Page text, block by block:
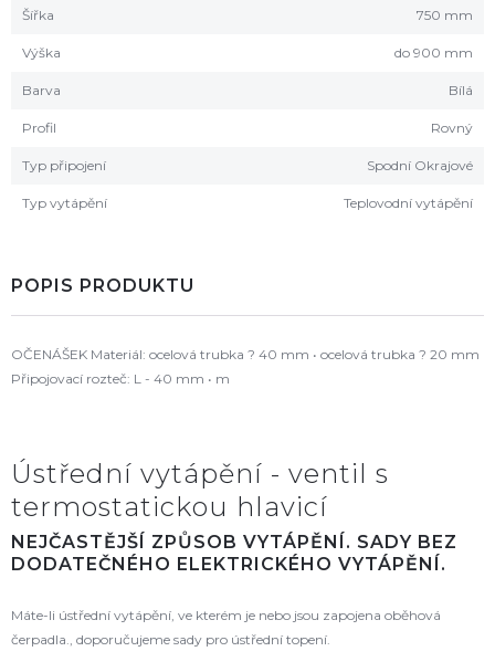
Šířka 750 mm
Výška do 900 mm
Barva Bílá
Profil Rovný
Typ připojení Spodní Okrajové
Typ vytápění Teplovodní vytápění
POPIS PRODUKTU
OČENÁŠEK Materiál: ocelová trubka ? 40 mm • ocelová trubka ? 20 mm
Připojovací rozteč: L - 40 mm • m
Ústřední vytápění - ventil s
termostatickou hlavicí
NEJČASTĚJŠÍ ZPŮSOB VYTÁPĚNÍ. SADY BEZ
DODATEČNÉHO ELEKTRICKÉHO VYTÁPĚNÍ.
Máte-li ústřední vytápění, ve kterém je nebo jsou zapojena oběhová
čerpadla., doporučujeme sady pro ústřední topení.